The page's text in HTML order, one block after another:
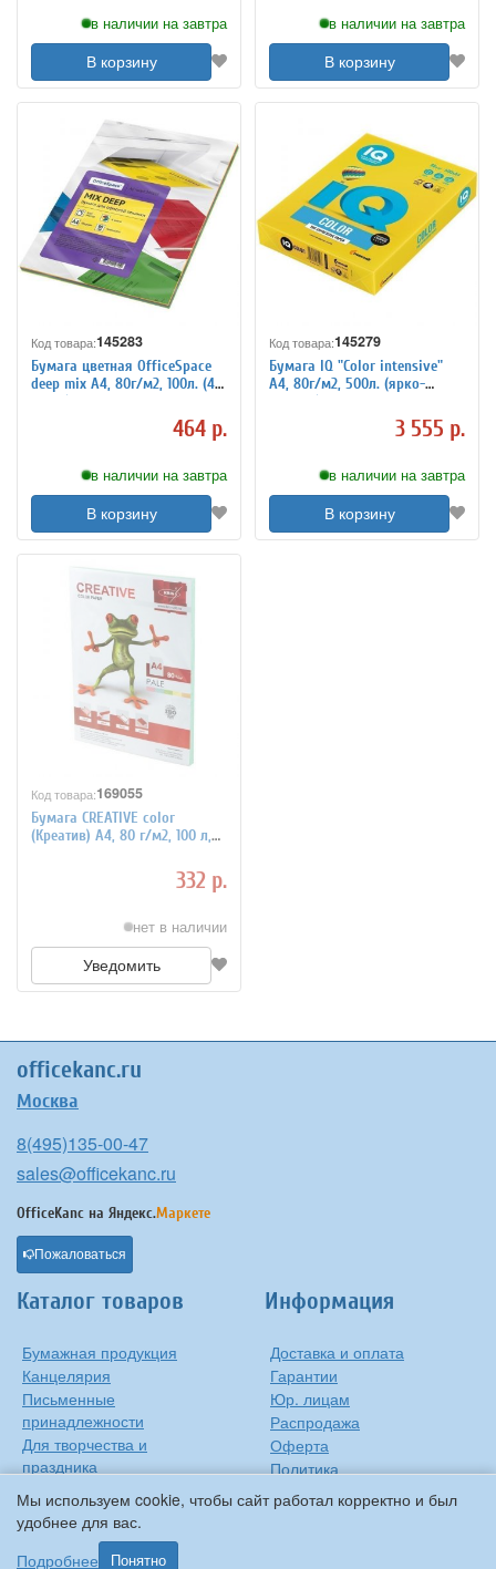
Мы используем cookie, чтобы сайт работал корректно и был
удобнее для вас.
Подробнее
Понятно
в наличии на завтра
В корзину
в наличии на завтра
В корзину
Код товара:145283
Бумага цветная OfficeSpace
deep mix А4, 80г/м2, 100л. (4
цвета)
464 р.
в наличии на завтра
В корзину
Код товара:145279
Бумага IQ "Color intensive"
А4, 80г/м2, 500л. (ярко-
желтый)
3 555 р.
в наличии на завтра
В корзину
Код товара:169055
Бумага CREATIVE color
(Креатив) А4, 80 г/м2, 100 л,
332 р.
нет в наличии
Уведомить
officekanc.ru
Москва
8(495)135-00-47
sales@officekanc.ru
OfficeKanc на Яндекс.Маркете
Пожаловаться
Каталог товаров
Бумажная продукция
Канцелярия
Письменные
принадлежности
Для творчества и
праздника
Оргтехника
Хозтовары
Информация
Доставка и оплата
Гарантии
Юр. лицам
Распродажа
Оферта
Политика
конфиденциальности
Контакты